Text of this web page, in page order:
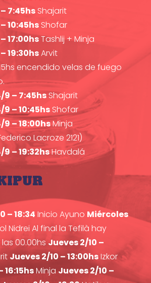
7:45hsShajarit
10:45hsShofar
17:00hsTashlij + Minja
19:30hsArvit
encendido velas de fuego
9 – 7:45hsShajarit
– 10:45hsShofar
– 18:00hsMinja
Lacroze 2121)
– 19:32hsHavdalá
– 18:34 Inicio Ayuno Miércoles
Nidrei Al final la Tefilà hay
00.00hsJueves 2/10 –
Jueves 2/10 – 13:00hsIzkor
16:15hsMinja Jueves 2/10 –